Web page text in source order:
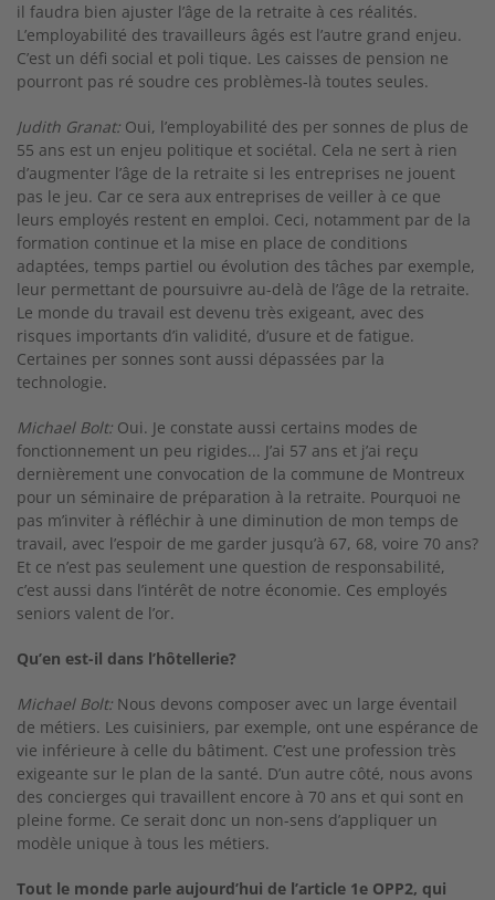
il faudra bien ajuster l’âge de la retraite à ces réali­tés.
L’employabilité des travailleurs âgés est l’autre grand enjeu.
C’est un défi social et poli­ tique. Les caisses de pension ne
pourront pas ré­ soudre ces problèmes­-là toutes seules.
Judith Granat: Oui, l’employabilité des per­ sonnes de plus de
55 ans est un enjeu politique et sociétal. Cela ne sert à rien
d’augmenter l’âge de la retraite si les entreprises ne jouent
pas le jeu. Car ce sera aux entreprises de veiller à ce que
leurs employés restent en emploi. Ceci, no­tamment par de la
formation continue et la mise en place de conditions
adaptées, temps partiel ou évolution des tâches par exemple,
leur permettant de poursuivre au­-delà de l’âge de la retraite.
Le monde du travail est devenu très exigeant, avec des
risques importants d’in­ validité, d’usure et de fatigue.
Certaines per­ sonnes sont aussi dépassées par la
technologie.
Michael Bolt: Oui. Je constate aussi certains mo­des de
fonctionnement un peu rigides... J’ai 57 ans et j’ai reçu
dernièrement une convocation de la commune de Montreux
pour un séminaire de préparation à la retraite. Pourquoi ne
pas m’invi­ter à réfléchir à une diminution de mon temps de
travail, avec l’espoir de me garder jusqu’à 67, 68, voire 70 ans?
Et ce n’est pas seulement une ques­tion de responsabilité,
c’est aussi dans l’intérêt de notre économie. Ces employés
seniors valent de l’or.
Qu’en est-il dans l’hôtellerie?
Michael Bolt: Nous devons composer avec un large éventail
de métiers. Les cuisiniers, par exemple, ont une espérance de
vie inférieure à celle du bâtiment. C’est une profession très
exi­geante sur le plan de la santé. D’un autre côté, nous avons
des concierges qui travaillent encore à 70 ans et qui sont en
pleine forme. Ce serait donc un non-­sens d’appliquer un
modèle unique à tous les métiers.
Tout le monde parle aujourd’hui de l’article 1e OPP2, qui